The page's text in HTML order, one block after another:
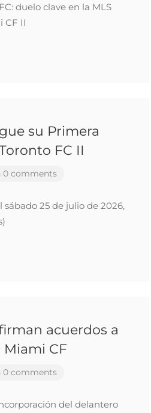
duelo clave en la MLS
CF II
su Primera
FC II
0 comments
25 de julio de 2026,
acuerdos a
CF
0 comments
del delantero